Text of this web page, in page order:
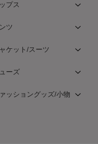
プス
ツ
ケット/スーツ
ーズ
ッショングッズ/小物